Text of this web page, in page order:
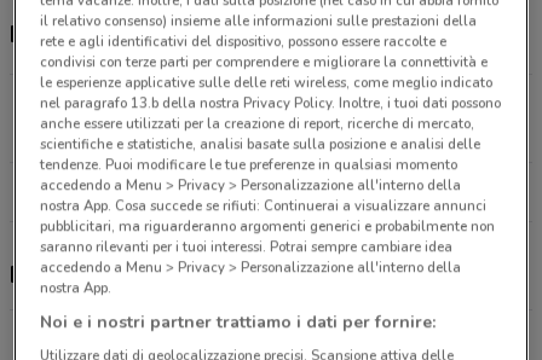
Negozi E.ON Energia nelle vicinanze
Via Varrone, 2/B Pomezia
29.4 km
CHIUSO
Tutti i negozi E.ON Energia
E.ON Energia, offerte e negozi
il relativo consenso) insieme alle informazioni sulle prestazioni della
rete e agli identificativi del dispositivo, possono essere raccolte e
condivisi con terze parti per comprendere e migliorare la connettività e
le esperienze applicative sulle delle reti wireless, come meglio indicato
nel paragrafo 13.b della nostra Privacy Policy. Inoltre, i tuoi dati possono
anche essere utilizzati per la creazione di report, ricerche di mercato,
scientifiche e statistiche, analisi basate sulla posizione e analisi delle
tendenze. Puoi modificare le tue preferenze in qualsiasi momento
accedendo a Menu > Privacy > Personalizzazione all'interno della
nostra App. Cosa succede se rifiuti: Continuerai a visualizzare annunci
pubblicitari, ma riguarderanno argomenti generici e probabilmente non
saranno rilevanti per i tuoi interessi. Potrai sempre cambiare idea
accedendo a Menu > Privacy > Personalizzazione all'interno della
nostra App.
Noi e i nostri partner trattiamo i dati per fornire:
Utilizzare dati di geolocalizzazione precisi. Scansione attiva delle